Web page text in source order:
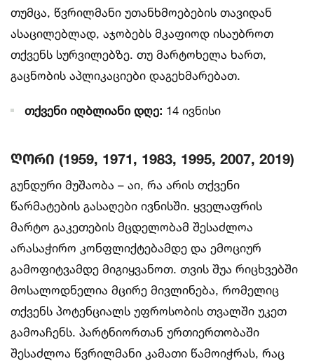
თუმცა, წვრილმანი უთანხმოებების თავიდან
ასაცილებლად, აჯობებს მკაფიოდ ისაუბროთ
თქვენს სურვილებზე. თუ მარტოხელა ხართ,
გაცნობის აპლიკაციები დაგეხმარებათ.
თქვენი იღბლიანი დღე: 14 ივნისი
ღორი (1959, 1971, 1983, 1995, 2007, 2019)
გუნდური მუშაობა – აი, რა არის თქვენი
წარმატების გასაღები ივნისში. ყველაფრის
მარტო გაკეთების მცდელობამ შესაძლოა
არასაჭირო კონფლიქტებამდე და ემოციურ
გამოფიტვამდე მიგიყვანოთ. თვის შუა რიცხვებში
მოსალოდნელია მცირე მივლინება, რომელიც
თქვენს პოტენციალს უფროსობის თვალში უკეთ
გამოაჩენს. პარტნიორთან ურთიერთობაში
შესაძლოა წვრილმანი კამათი წამოიჭრას, რაც